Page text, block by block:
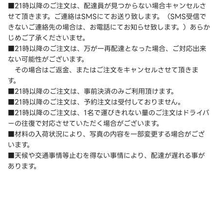
■21時以降のご注文は、配達員が見つからない場合キャンセルさ
せて頂きます。ご連絡はSMSにてお送り致します。（SMS受信で
きないご連絡先の場合は、お電話にてお知らせ致します。）あらか
じめご了承くださいませ。
■21時以降のご注文は、万が一再配達となった場合、ご対応出来
ない可能性がございます。
その場合はご返金、またはご注文をキャンセルさせて頂きま
す。
■21時以降のご注文は、事前決済のみご利用頂けます。
■21時以降のご注文は、予約注文は受付しておりません。
■21時以降のご注文は、1名で運びきれない量のご注文はドライバ
ーの往復で対応させていただく場合がございます。
■材料の入荷状況により、写真の内容を一部変更する場合がござ
います。
■天候や交通事情等止むを得ない事情により、配達が遅れる事が
あります。